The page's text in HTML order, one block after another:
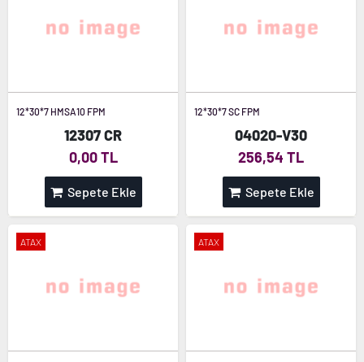
12*30*7 HMSA10 FPM
12307 CR
0,00 TL
Sepete Ekle
12*30*7 SC FPM
04020-V30
256,54 TL
Sepete Ekle
ATAX ATAX